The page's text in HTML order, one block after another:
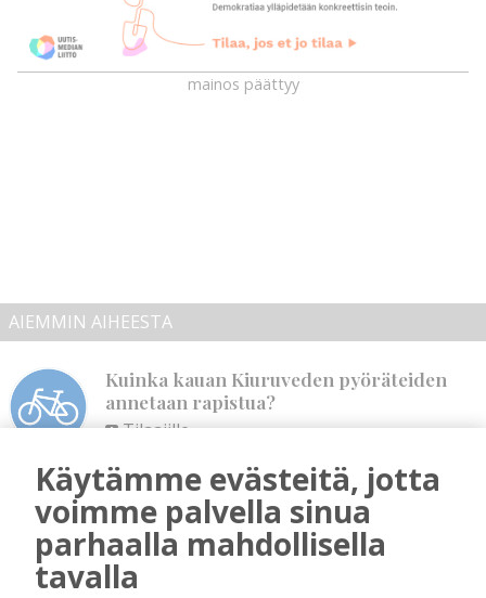
mainos päättyy
AIEMMIN AIHEESTA
Kuinka kauan Kiuruveden pyöräteiden
annetaan rapistua?
Tilaajille
Leikkausten ja veronkorotusten lisäksi
tarvitaan myös rahanhankkijoita
Tilaajille
Alli Huovinen
Käytämme evästeitä, jotta
voimme palvella sinua
parhaalla mahdollisella
tavalla